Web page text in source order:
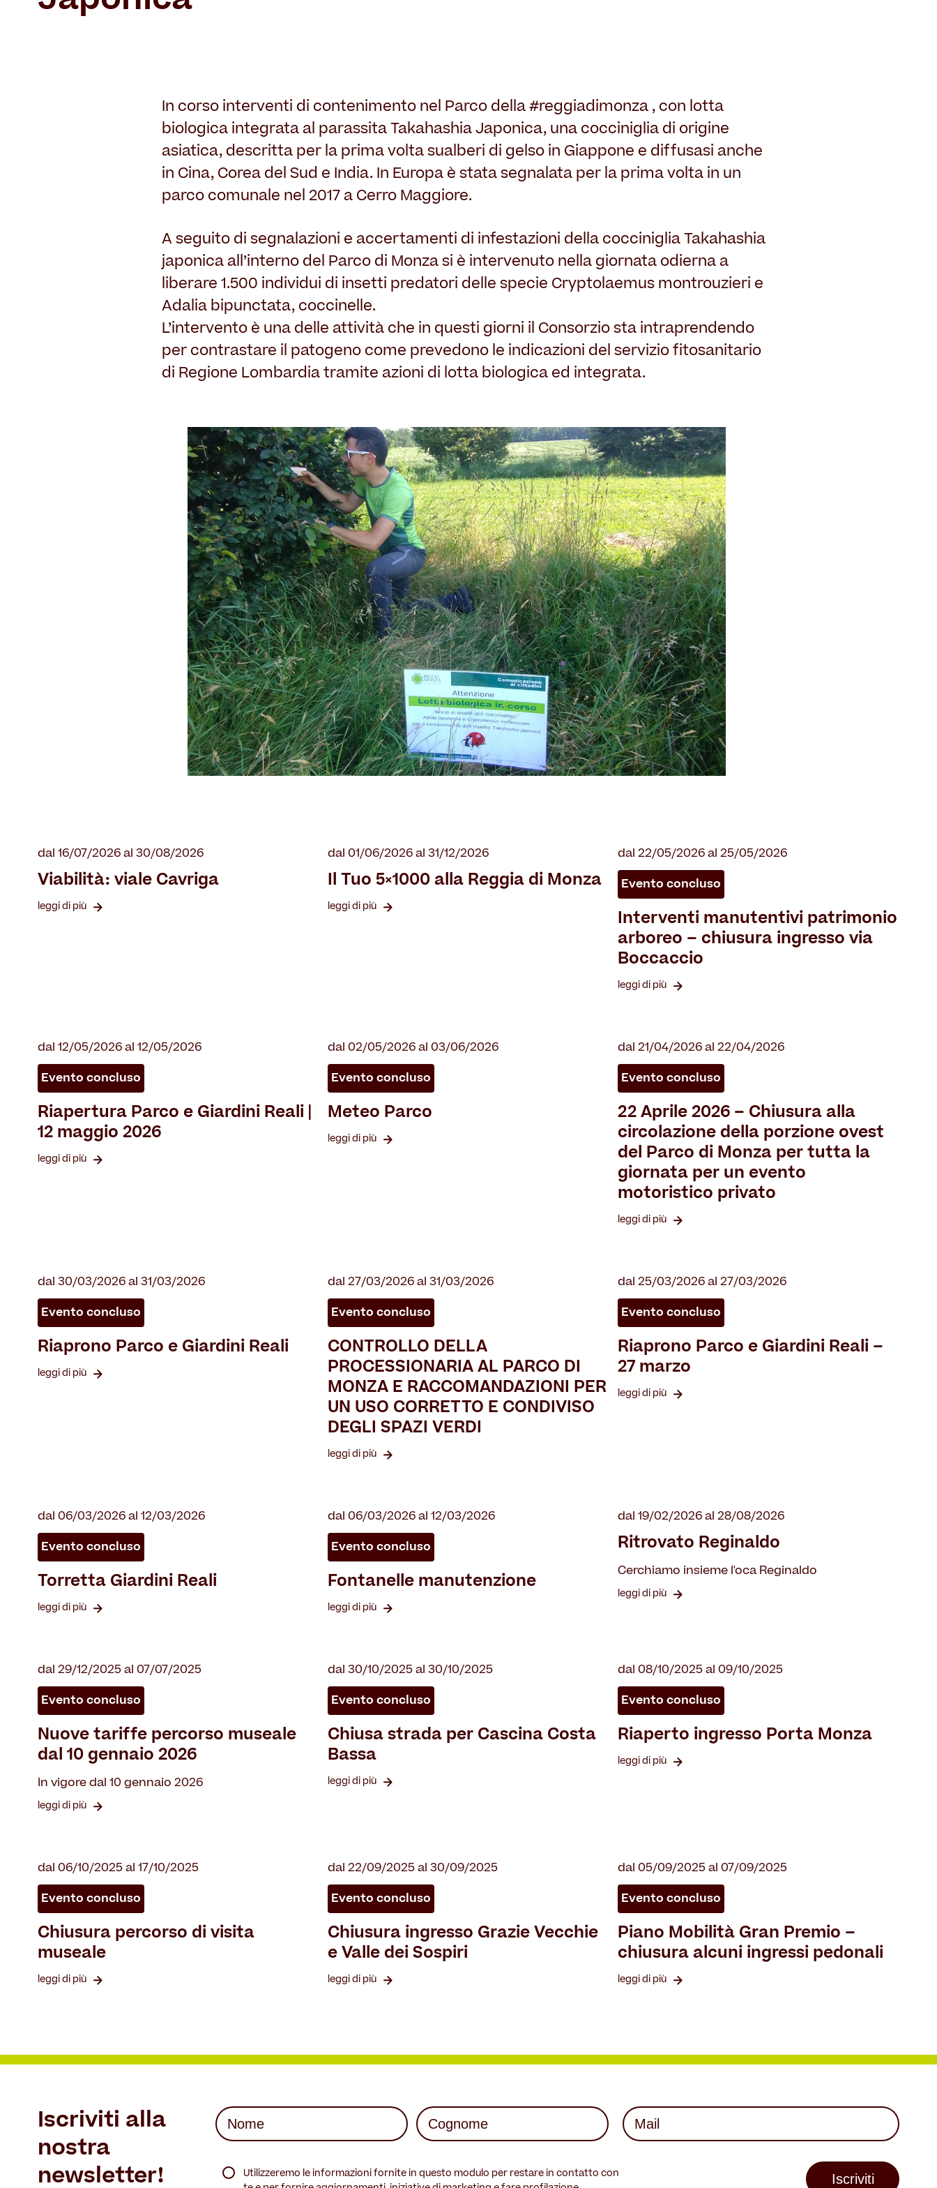
In corso interventi di contenimento nel Parco della #reggiadimonza , con lotta
biologica integrata al parassita Takahashia Japonica, una cocciniglia di origine
asiatica, descritta per la prima volta sualberi di gelso in Giappone e diffusasi anche
in Cina, Corea del Sud e India. In Europa è stata segnalata per la prima volta in un
parco comunale nel 2017 a Cerro Maggiore.
A seguito di segnalazioni e accertamenti di infestazioni della cocciniglia Takahashia
japonica all’interno del Parco di Monza si è intervenuto nella giornata odierna a
liberare 1.500 individui di insetti predatori delle specie Cryptolaemus montrouzieri e
Adalia bipunctata, coccinelle.
L’intervento è una delle attività che in questi giorni il Consorzio sta intraprendendo
per contrastare il patogeno come prevedono le indicazioni del servizio fitosanitario
di Regione Lombardia tramite azioni di lotta biologica ed integrata.
dal 16/07/2026 al 30/08/2026
Viabilità: viale Cavriga
leggi di più
dal 01/06/2026 al 31/12/2026
Il Tuo 5×1000 alla Reggia di Monza
leggi di più
dal 22/05/2026 al 25/05/2026
Evento concluso
Interventi manutentivi patrimonio
arboreo – chiusura ingresso via
Boccaccio
leggi di più
dal 12/05/2026 al 12/05/2026
Evento concluso
Riapertura Parco e Giardini Reali |
12 maggio 2026
leggi di più
dal 02/05/2026 al 03/06/2026
Evento concluso
Meteo Parco
leggi di più
dal 21/04/2026 al 22/04/2026
Evento concluso
22 Aprile 2026 – Chiusura alla
circolazione della porzione ovest
del Parco di Monza per tutta la
giornata per un evento
motoristico privato
leggi di più
dal 30/03/2026 al 31/03/2026
Evento concluso
Riaprono Parco e Giardini Reali
leggi di più
dal 27/03/2026 al 31/03/2026
Evento concluso
CONTROLLO DELLA
PROCESSIONARIA AL PARCO DI
MONZA E RACCOMANDAZIONI PER
UN USO CORRETTO E CONDIVISO
DEGLI SPAZI VERDI
leggi di più
dal 25/03/2026 al 27/03/2026
Evento concluso
Riaprono Parco e Giardini Reali –
27 marzo
leggi di più
dal 06/03/2026 al 12/03/2026
Evento concluso
Torretta Giardini Reali
leggi di più
dal 06/03/2026 al 12/03/2026
Evento concluso
Fontanelle manutenzione
leggi di più
dal 19/02/2026 al 28/08/2026
Ritrovato Reginaldo
Cerchiamo insieme l'oca Reginaldo
leggi di più
dal 29/12/2025 al 07/07/2025
Evento concluso
Nuove tariffe percorso museale
dal 10 gennaio 2026
In vigore dal 10 gennaio 2026
leggi di più
dal 30/10/2025 al 30/10/2025
Evento concluso
Chiusa strada per Cascina Costa
Bassa
leggi di più
dal 08/10/2025 al 09/10/2025
Evento concluso
Riaperto ingresso Porta Monza
leggi di più
dal 06/10/2025 al 17/10/2025
Evento concluso
Chiusura percorso di visita
museale
leggi di più
dal 22/09/2025 al 30/09/2025
Evento concluso
Chiusura ingresso Grazie Vecchie
e Valle dei Sospiri
leggi di più
dal 05/09/2025 al 07/09/2025
Evento concluso
Piano Mobilità Gran Premio –
chiusura alcuni ingressi pedonali
leggi di più
Iscriviti alla
nostra
newsletter!
Nome
(Required)
Mail
(Required)
Utilizzeremo le informazioni fornite in questo modulo per restare in contatto con